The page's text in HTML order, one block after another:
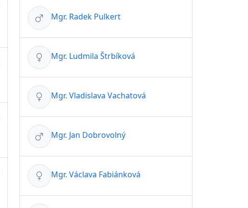
Mgr. Radek Pulkert
Mgr. Ludmila Štrbíková
Mgr. Vladislava Vachatová
Mgr. Jan Dobrovolný
Mgr. Václava Fabiánková